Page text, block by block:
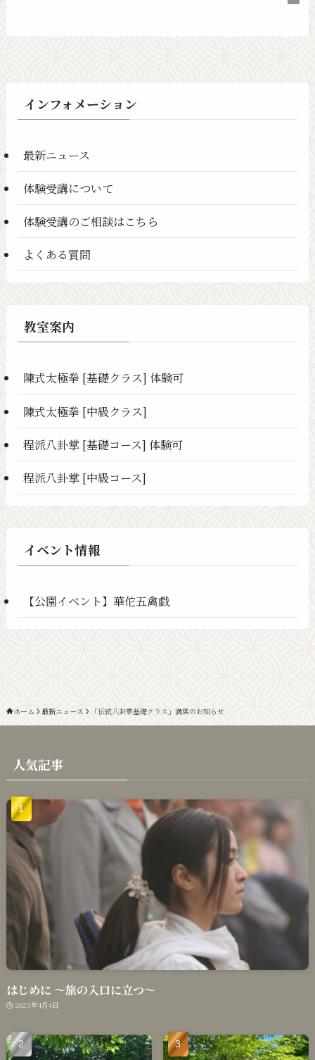
インフォメーション
最新ニュース
体験受講について
体験受講のご相談はこちら
よくある質問
教室案内
陳式太極拳 [基礎クラス] 体験可
陳式太極拳 [中級クラス]
程派八卦掌 [基礎コース] 体験可
程派八卦掌 [中級コース]
イベント情報
【公園イベント】華佗五禽戯
ホーム 最新ニュース 「伝統八卦掌基礎クラス」満席のお知らせ
人気記事
はじめに 〜旅の入口に立つ〜
2023年4月4日